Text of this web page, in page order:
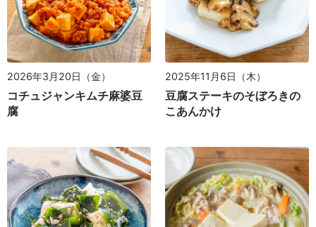
2026年3月20日（金）
コチュジャンキムチ麻婆豆
腐
2025年11月6日（木）
豆腐ステーキのそぼろきの
こあんかけ